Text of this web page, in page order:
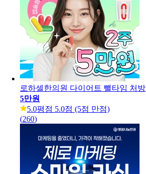
로하셀한의원 다이어트 뺄타임 처방
5만원
5.0평점 5.0점 (5점 만점)
(260)